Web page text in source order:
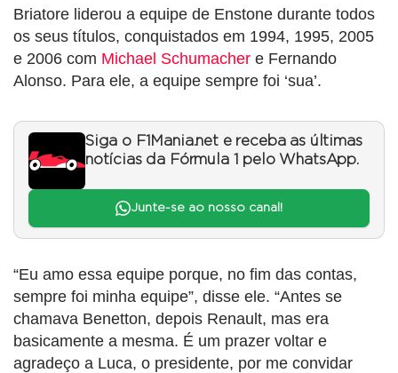
Briatore liderou a equipe de Enstone durante todos
os seus títulos, conquistados em 1994, 1995, 2005
e 2006 com Michael Schumacher e Fernando
Alonso. Para ele, a equipe sempre foi ‘sua’.
Siga o F1Mania.net e receba as últimas
notícias da Fórmula 1 pelo WhatsApp.
Junte-se ao nosso canal!
“Eu amo essa equipe porque, no fim das contas,
sempre foi minha equipe”, disse ele. “Antes se
chamava Benetton, depois Renault, mas era
basicamente a mesma. É um prazer voltar e
agradeço a Luca, o presidente, por me convidar